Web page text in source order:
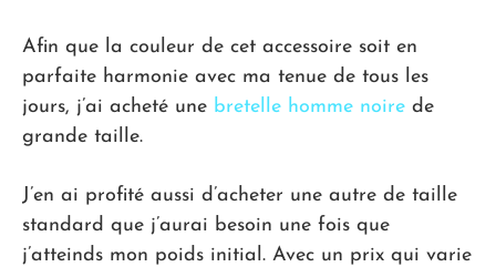
Afin que la couleur de cet accessoire soit en
parfaite harmonie avec ma tenue de tous les
jours, j’ai acheté une bretelle homme noire de
grande taille.
J’en ai profité aussi d’acheter une autre de taille
standard que j’aurai besoin une fois que
j’atteinds mon poids initial. Avec un prix qui varie